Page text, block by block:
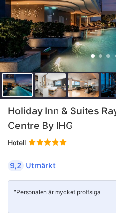
Holiday Inn & Suites
Centre By IHG
Hotell
9,2 Utmärkt
"Personalen är mycket proffsiga"